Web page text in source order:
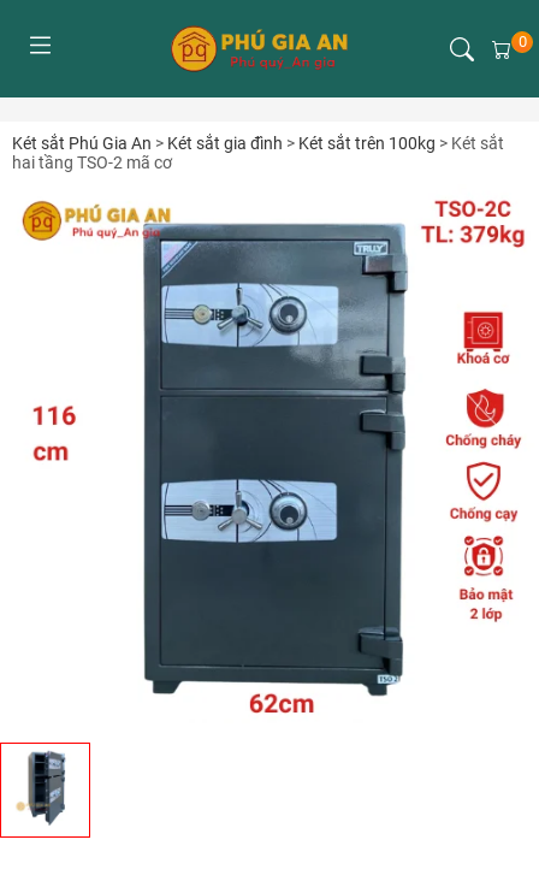
0
Két sắt Phú Gia An > Két sắt gia đình > Két sắt trên 100kg > Két sắt
hai tầng TSO-2 mã cơ